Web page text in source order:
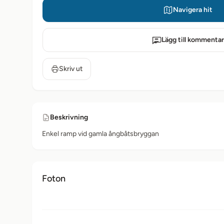
Navigera hit
Lägg till kommentar
Skriv ut
Beskrivning
Enkel ramp vid gamla ångbåtsbryggan
Foton